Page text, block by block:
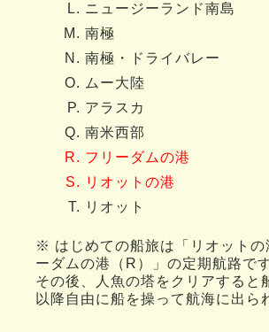
ニュージーランド南島
南極
南極・ドライバレー
ムー大陸
アラスカ
南米西部
フリーダムの港
リオットの港
リオット
※ はじめての船旅は「リオット
ーダムの港（R）」の定期航路です
その後、人魚の塔をクリアすると
以降自由に船を操って航海に出ら